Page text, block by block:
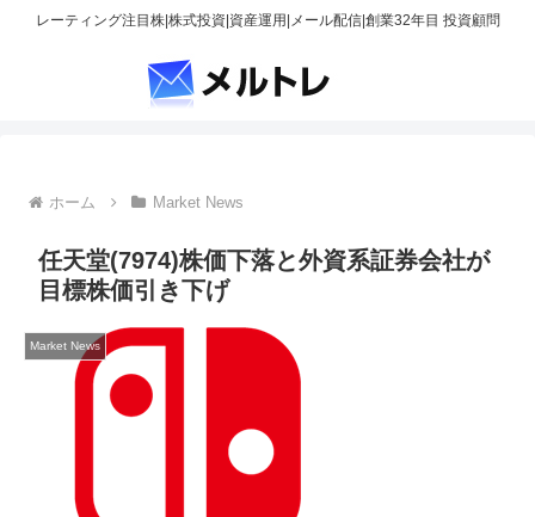
レーティング注目株|株式投資|資産運用|メール配信|創業32年目 投資顧問
ホーム Market News
任天堂(7974)株価下落と外資系証券会社が
目標株価引き下げ
Market News